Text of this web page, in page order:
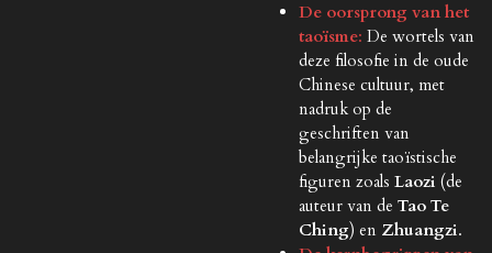
De oorsprong van het
taoïsme: De wortels van
deze filosofie in de oude
Chinese cultuur, met
nadruk op de
geschriften van
belangrijke taoïstische
figuren zoals Laozi (de
auteur van de Tao Te
Ching) en Zhuangzi.